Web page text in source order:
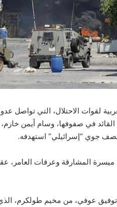
لقوات الاحتلال، التي تواصل
في صفوفها، وسام أيمن
المشارقة وعرفات العامر،
عوفي، من مخيم طولكرم،